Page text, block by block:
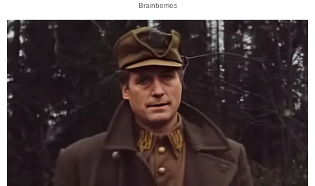
Brainberries